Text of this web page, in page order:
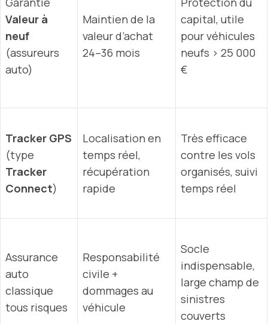
Valeur à
neuf
(assureurs
auto)
Maintien de la
valeur d’achat
24–36 mois
capital, utile
pour véhicules
neufs > 25 000
€
Tracker GPS
(type
Tracker
Connect)
Localisation en
temps réel,
récupération
rapide
Très efficace
contre les vols
organisés, suivi
temps réel
Assurance
auto
classique
tous risques
Responsabilité
civile +
dommages au
véhicule
Socle
indispensable,
large champ de
sinistres
couverts